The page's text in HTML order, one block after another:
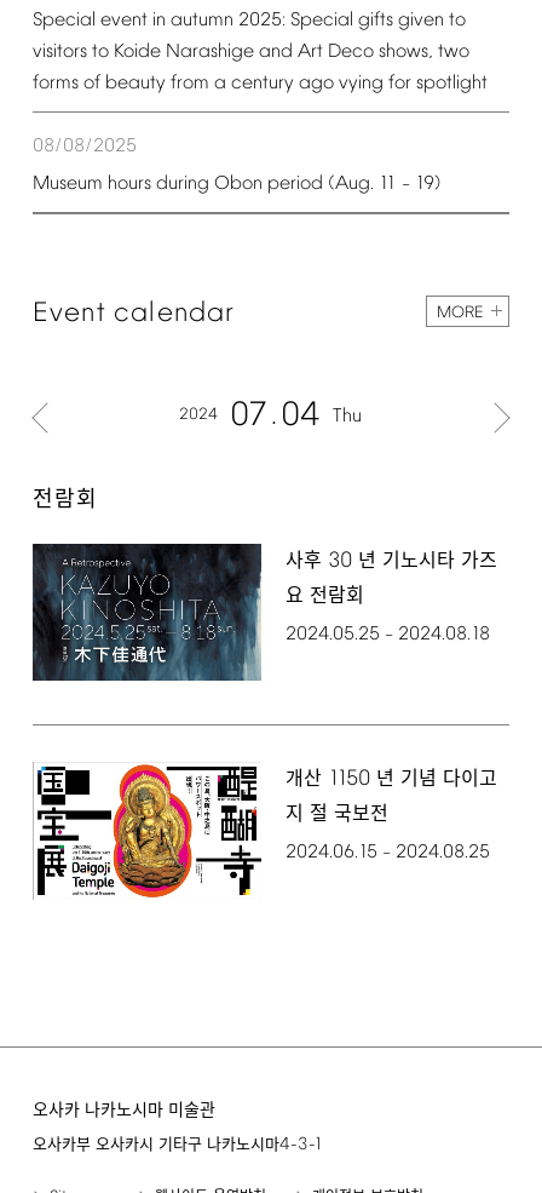
Special event in autumn 2025: Special gifts given to
visitors to Koide Narashige and Art Deco shows, two
forms of beauty from a century ago vying for spotlight
08/08/2025
Museum hours during Obon period (Aug. 11 – 19)
Event calendar MORE
2024 07 04 Thu
전람회
사후 30년 기노시타 가즈
요 전람회
2024.05.25 – 2024.08.18
개산 1150년 기념 다이고
지 절 국보전
2024.06.15 – 2024.08.25
오사카 나카노시마 미술관
오사카부 오사카시 기타구 나카노시마4-3-1